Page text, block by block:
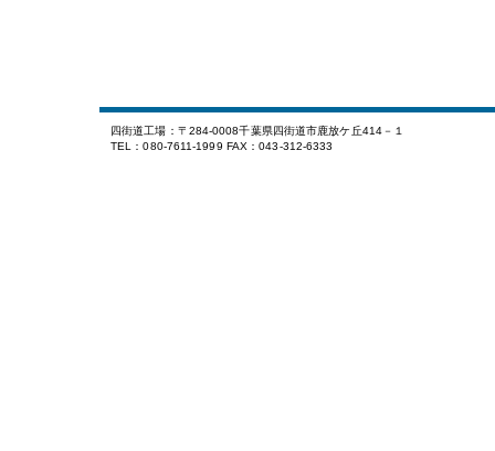
四街道工場：〒284-0008千葉県四街道市鹿放ケ丘414－１
TEL：080-7611-1999 FAX：043-312-6333